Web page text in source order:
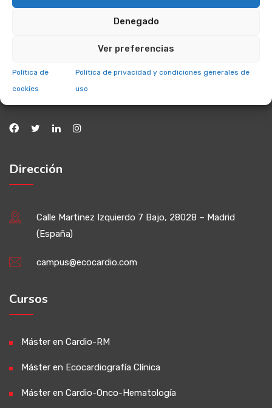
Denegado
Ver preferencias
Política de
cookies
Política de privacidad y condiciones generales de
uso
ElCampus de Imagen cardíacaestá basado en la
creación de cursos de formación online de diversos niveles
pone a nuestra disposición CTO, empresa líder en formación
sanitaria
Dirección
Calle Martinez Izquierdo 7 Bajo, 28028 – Madrid
(España)
campus@ecocardio.com
Cursos
Máster en Cardio-RM
Máster en Ecocardiografía Clínica
Máster en Cardio-Onco-Hematología